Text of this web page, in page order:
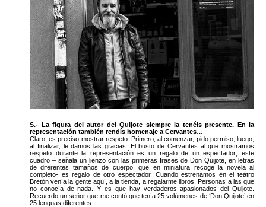
S.- La figura del autor del Quijote siempre la tenéis presente. En la
representación también rendís homenaje a Cervantes…
Claro, es preciso mostrar respeto. Primero, al comenzar, pido permiso; luego,
al finalizar, le damos las gracias. El busto de Cervantes al que mostramos
respeto durante la representación es un regalo de un espectador; este
cuadro – señala un lienzo con las primeras frases de Don Quijote, en letras
de diferentes tamaños de cuerpo, que en miniatura recoge la novela al
completo- es regalo de otro espectador. Cuando estrenamos en el teatro
Bretón venía la gente aquí, a la tienda, a regalarme libros. Personas a las que
no conocía de nada. Y es que hay verdaderos apasionados del Quijote.
Recuerdo un señor que me contó que tenía 25 volúmenes de ‘Don Quijote’ en
25 lenguas diferentes.